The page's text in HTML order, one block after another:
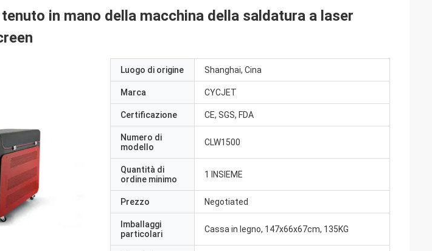
in mano della macchina della saldatura a laser
Luogo di origine Shanghai, Cina
Marca CYCJET
Certificazione CE, SGS, FDA
Numero di
modello
CLW1500
Quantità di
ordine minimo
1 INSIEME
Prezzo Negotiated
Imballaggi
particolari
Cassa in legno, 147x66x67cm, 135KG